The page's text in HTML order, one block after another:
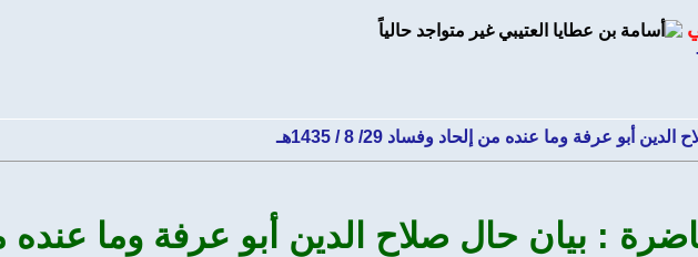
أبو عرفة وما عنده من إلحاد وفساد 29/ 8 / 1435هـ
: بيان حال صلاح الدين أبو عرفة وما عنده